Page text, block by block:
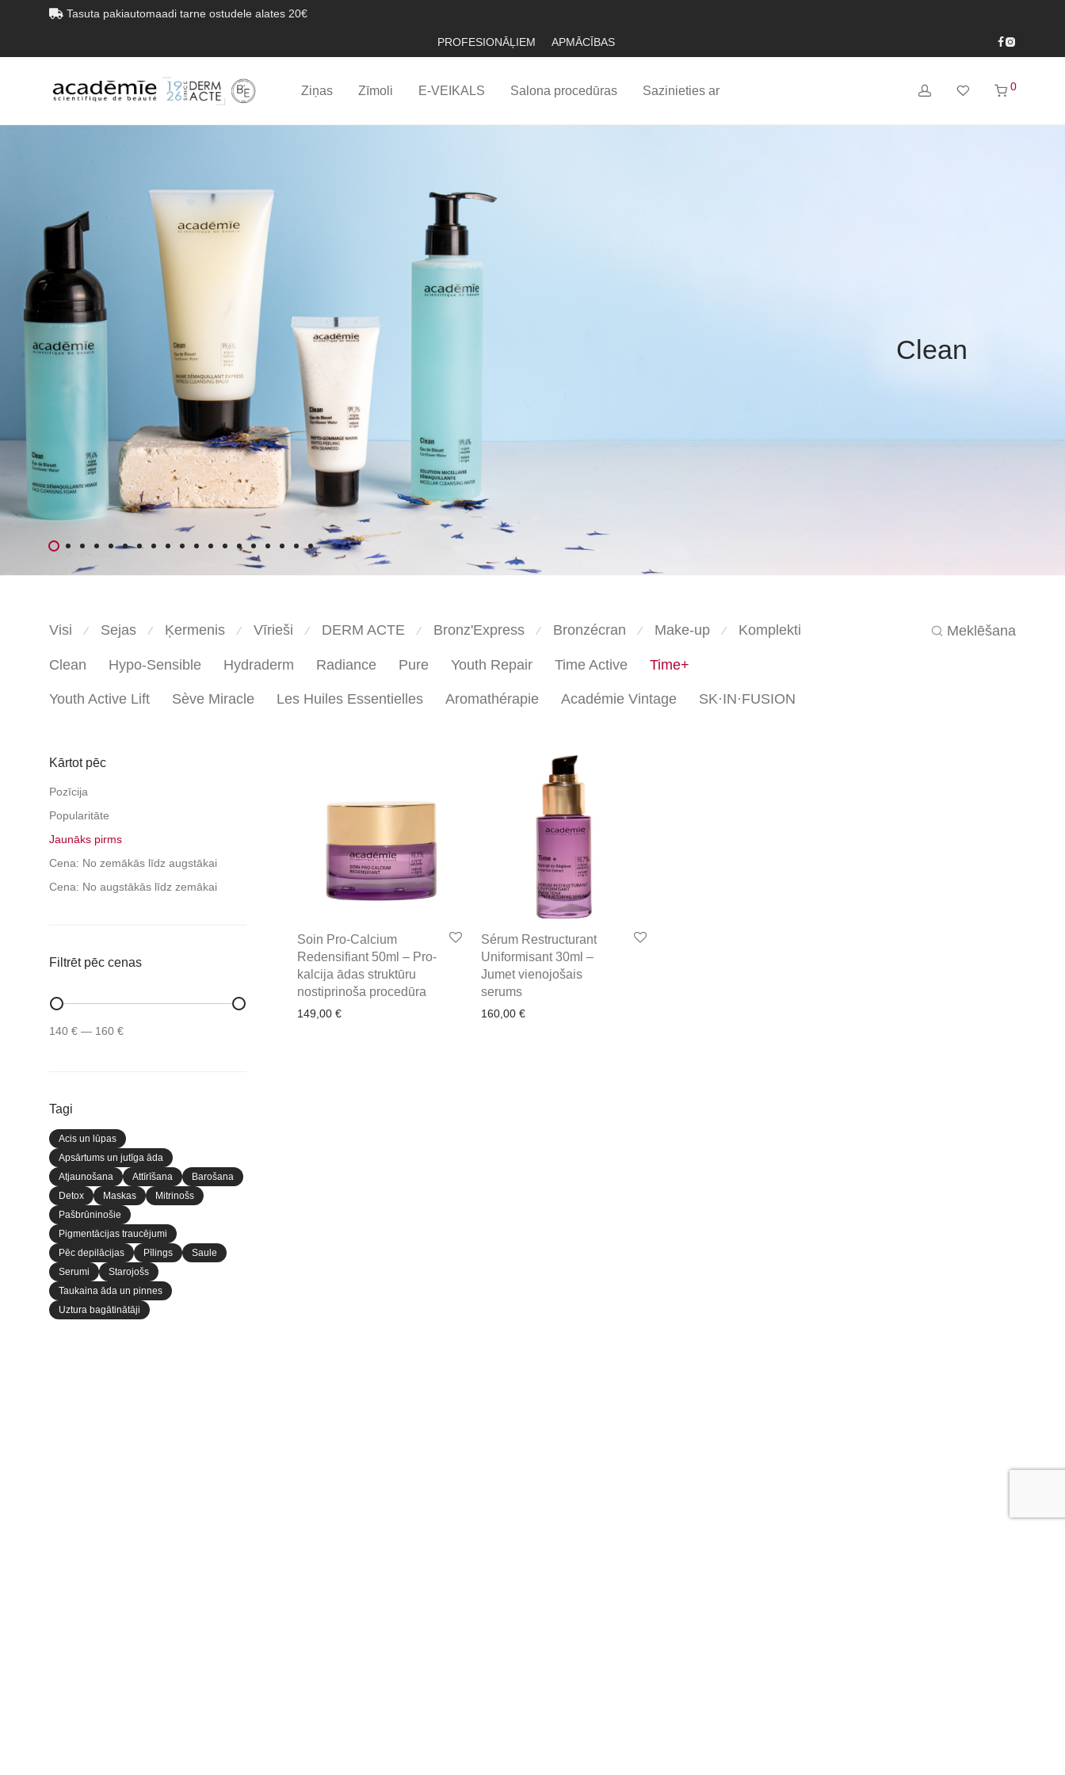
Tasuta pakiautomaadi tarne ostudele alates 20€
PROFESIONĀĻIEM APMĀCĪBAS
Ziņas Zīmoli E-VEIKALS Salona procedūras Sazinieties ar 0
Clean
Meklēšana
Visi ⁄ Sejas ⁄ Ķermenis ⁄ Vīrieši ⁄ DERM ACTE ⁄ Bronz'Express ⁄ Bronzécran ⁄ Make-up ⁄ Komplekti
Clean Hypo-Sensible Hydraderm Radiance Pure Youth Repair Time Active Time+
Youth Active Lift Sève Miracle Les Huiles Essentielles Aromathérapie Académie Vintage SK·IN·FUSION
Kārtot pēc
Pozīcija
Popularitāte
Jaunāks pirms
Cena: No zemākās līdz augstākai
Cena: No augstākās līdz zemākai
Filtrēt pēc cenas
Min
Max
140 € — 160 €
Tagi
Acis un lūpas
Apsārtums un jutīga āda
Atjaunošana
Attīrīšana
Barošana
Detox
Maskas
Mitrinošs
Pašbrūninošie
Pigmentācijas traucējumi
Pēc depilācijas
Pīlings
Saule
Serumi
Starojošs
Taukaina āda un pinnes
Uztura bagātinātāji
Soin Pro-Calcium
Redensifiant 50ml – Pro-
kalcija ādas struktūru
nostiprinoša procedūra
149,00 €
Sérum Restructurant
Uniformisant 30ml –
Jumet vienojošais
serums
160,00€